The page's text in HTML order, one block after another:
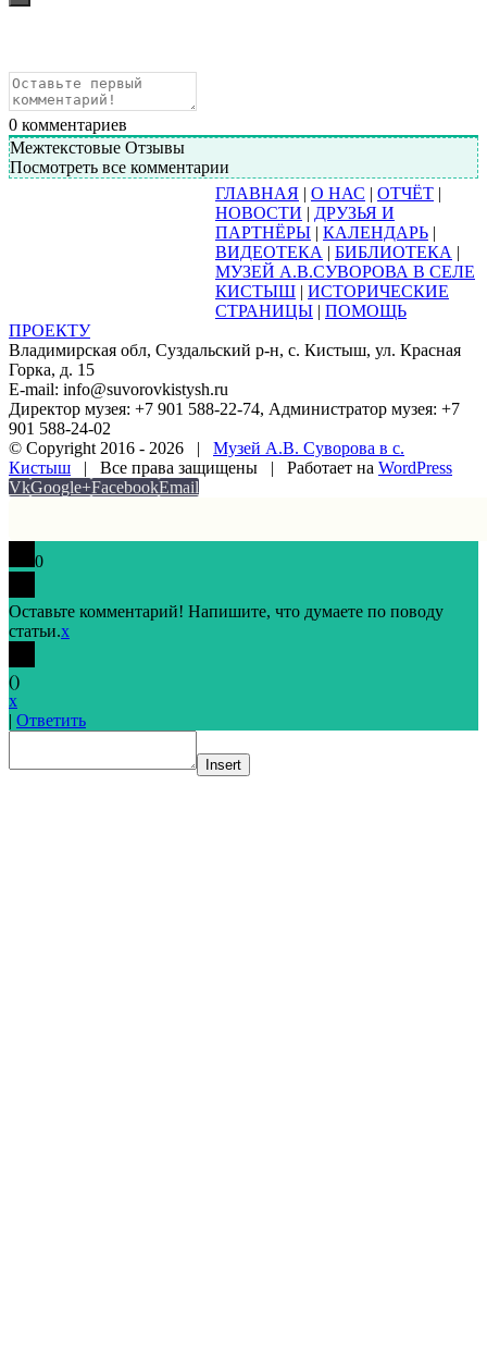
0 комментариев
Межтекстовые Отзывы
Посмотреть все комментарии
ГЛАВНАЯ | О НАС | ОТЧЁТ |
НОВОСТИ | ДРУЗЬЯ И
ПАРТНЁРЫ | КАЛЕНДАРЬ |
ВИДЕОТЕКА | БИБЛИОТЕКА |
МУЗЕЙ А.В.СУВОРОВА В СЕЛЕ
КИСТЫШ | ИСТОРИЧЕСКИЕ
СТРАНИЦЫ | ПОМОЩЬ
ПРОЕКТУ
Владимирская обл, Суздальский р-н, с. Кистыш, ул. Красная
Горка, д. 15
E-mail: info@suvorovkistysh.ru
Директор музея: +7 901 588-22-74, Администратор музея: +7
901 588-24-02
© Copyright 2016 - 2026 | Музей А.В. Суворова в с.
Кистыш | Все права защищены | Работает на WordPress
VkGoogle+FacebookEmail
0
Оставьте комментарий! Напишите, что думаете по поводу
статьи.x
()
x
| Ответить
Insert